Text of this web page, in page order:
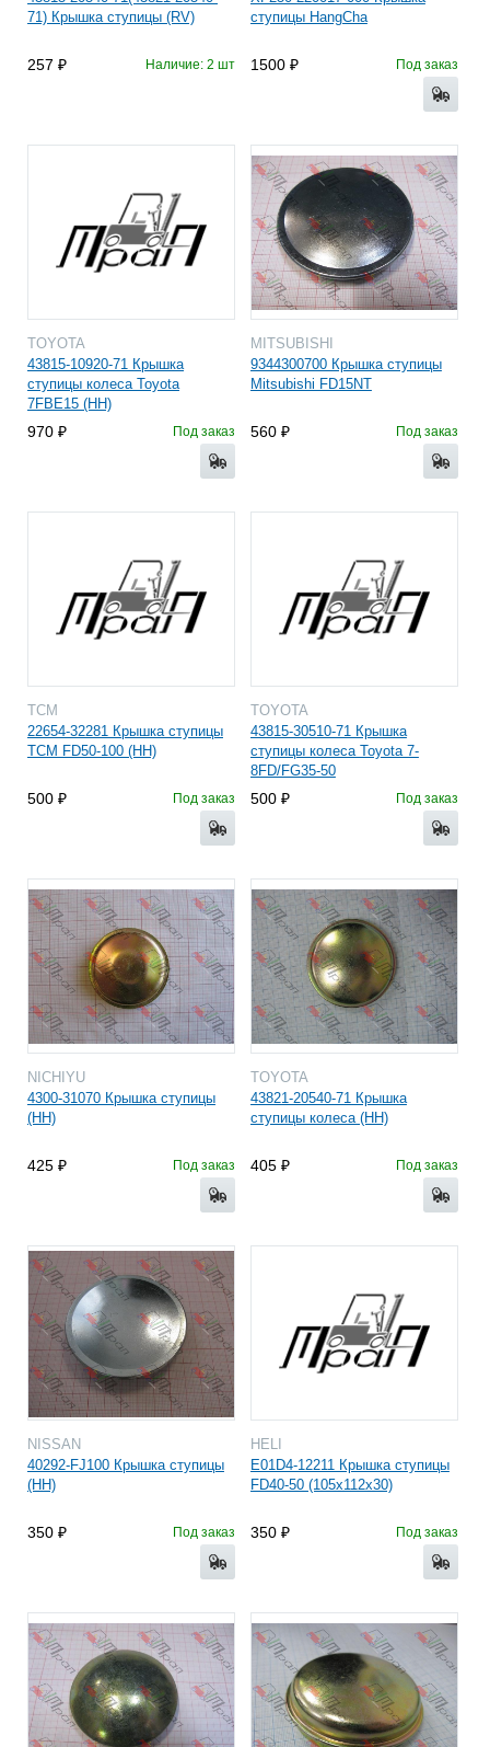
71) Крышка ступицы (RV)
257 Наличие: 2 шт
ступицы HangCha
1500 Под заказ
TOYOTA
43815-10920-71 Крышка
ступицы колеса Toyota
7FBE15 (HH)
970 Под заказ
MITSUBISHI
9344300700 Крышка ступицы
Mitsubishi FD15NT
560 Под заказ
TCM
22654-32281 Крышка ступицы
TCM FD50-100 (HH)
500 Под заказ
TOYOTA
43815-30510-71 Крышка
ступицы колеса Toyota 7-
8FD/FG35-50
500 Под заказ
NICHIYU
4300-31070 Крышка ступицы
(HH)
425 Под заказ
TOYOTA
43821-20540-71 Крышка
ступицы колеса (HH)
405 Под заказ
NISSAN
40292-FJ100 Крышка ступицы
(НН)
350 Под заказ
HELI
E01D4-12211 Крышка ступицы
FD40-50 (105х112х30)
350 Под заказ